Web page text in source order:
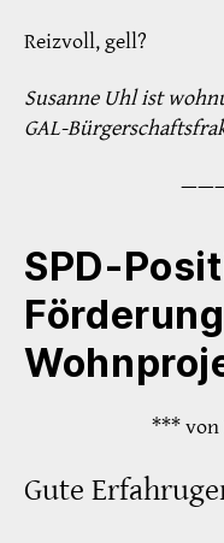
Reizvoll, gell?
Susanne Uhl ist
GAL-
SPD-
*** von
Gute